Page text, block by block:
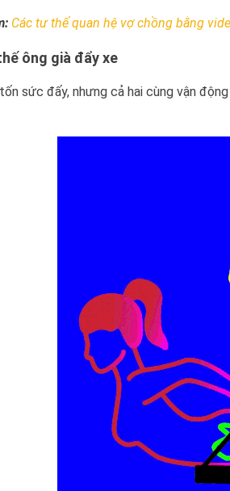
Các tư thế quan hệ vợ chồng bằng
ông già đẩy xe
sức đấy, nhưng cả hai cùng vận